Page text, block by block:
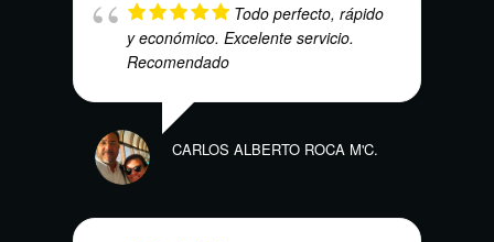
Todo perfecto, rápido
y económico. Excelente servicio.
Recomendado
CARLOS ALBERTO ROCA M'C.